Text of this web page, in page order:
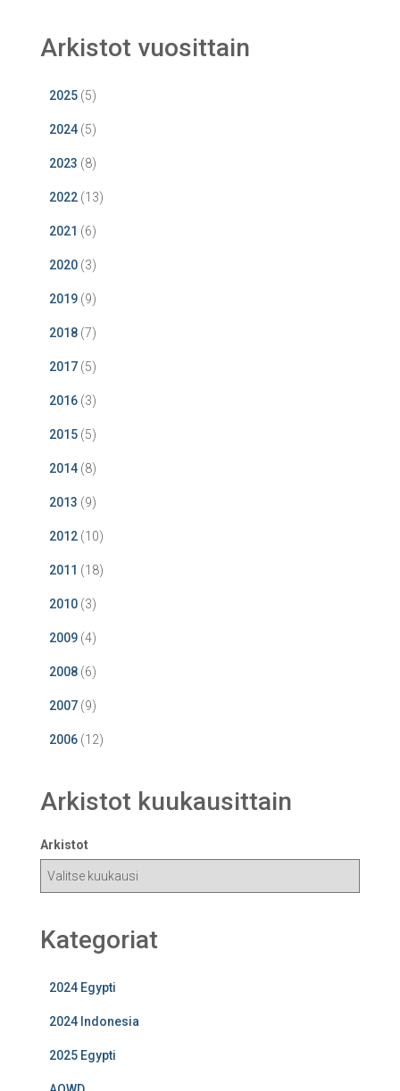
Arkistot vuosittain
2025 (5)
2024 (5)
2023 (8)
2022 (13)
2021 (6)
2020 (3)
2019 (9)
2018 (7)
2017 (5)
2016 (3)
2015 (5)
2014 (8)
2013 (9)
2012 (10)
2011 (18)
2010 (3)
2009 (4)
2008 (6)
2007 (9)
2006 (12)
Arkistot kuukausittain
Arkistot
Kategoriat
2024 Egypti
2024 Indonesia
2025 Egypti